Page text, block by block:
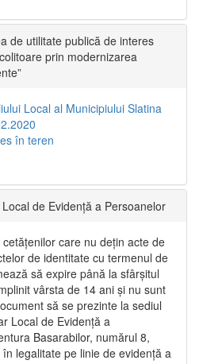
de utilitate publică de interes
prin modernizarea
Local al Municipiului Slatina
în teren
de Evidență a Persoanelor
care nu dețin acte de
de identitate cu termenul de
să expire până la sfârșitul
vârsta de 14 ani și nu sunt
să se prezinte la sediul
Local de Evidență a
Basarabilor, numărul 8,
legalitate pe linie de evidență a